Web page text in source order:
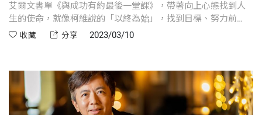
艾爾文書單《與成功有約最後一堂課》，帶著向上心態找到人
生的使命，就像柯維說的「以終為始」，找到目標、努力前
進，在終點前綻放自己，把生命的禮物贈給他人，為後人創造
長學習；4.真誠地對待其他人；5.盡自己所能回饋其他人
收藏 分享 2023/03/10